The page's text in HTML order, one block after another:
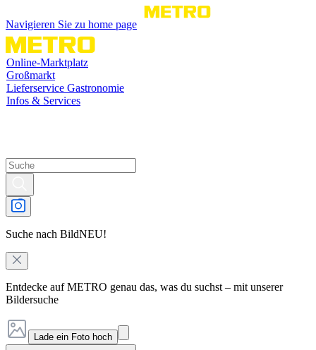
Navigieren Sie zu home page
Online-Marktplatz
Großmarkt
Lieferservice Gastronomie
Infos & Services
Suche nach BildNEU!
Entdecke auf METRO genau das, was du suchst – mit unserer
Bildersuche
Lade ein Foto hoch